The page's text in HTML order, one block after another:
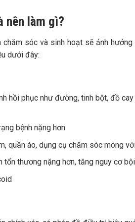
nên làm gì?
sóc và sinh hoạt sẽ ảnh
dưới đây:
hồi phục như đường, tinh bột, đồ
bệnh nặng hơn
quần áo, dụng cụ chăm sóc móng
tổn thương nặng hơn, tăng nguy cơ